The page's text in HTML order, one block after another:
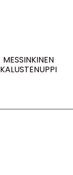
MESSINKINEN
KALUSTENUPPI